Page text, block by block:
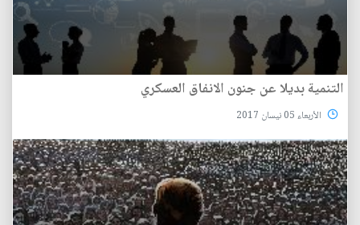
التنمية بديلا عن جنون الانفاق العسكري
الأربعاء 05 نيسان 2017